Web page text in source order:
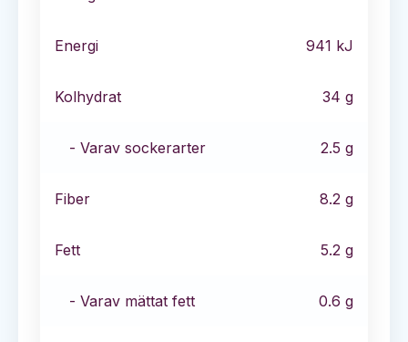
Energi 941 kJ
Kolhydrat 34 g
- Varav sockerarter 2.5 g
Fiber 8.2 g
Fett 5.2 g
- Varav mättat fett 0.6 g